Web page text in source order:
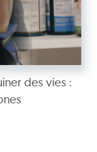
des vies :